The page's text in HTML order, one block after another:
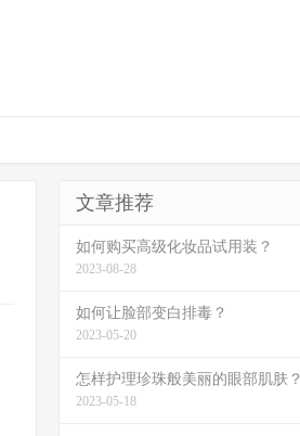
文章推荐
如何购买高级化妆品试用装？
2023-08-28
如何让脸部变白排毒？
2023-05-20
怎样护理珍珠般美丽的眼部肌肤？
2023-05-18